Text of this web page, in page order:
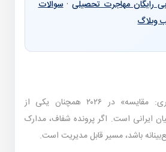
رایگان مهاجرت تحصیلی·سوالات
وبلاگ
«شهریه ارشد vs دکتری: مقایسه» در ۲۰۲۶ همچنان یکی از
ایرانی است. اگر پرونده شفاف، مدارک
باشد، مسیر قابل مدیریت است.